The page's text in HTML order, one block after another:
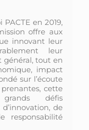
en 2019,
offre aux
innovant leur
leur
général, tout en
impact
sur l’écoute
cette
défis
d’innovation, de
responsabilité